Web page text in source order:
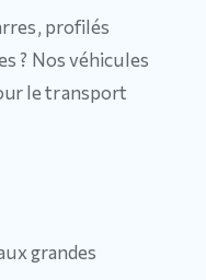
profilés
? Nos véhicules
le transport
grandes